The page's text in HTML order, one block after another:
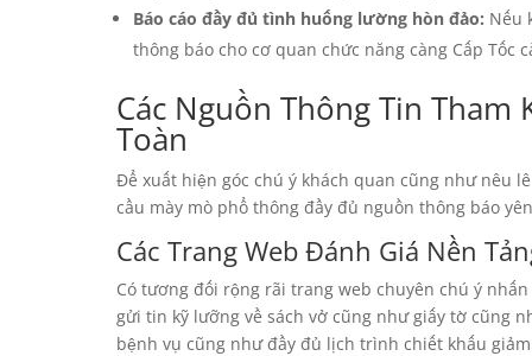
Báo cáo đầy đủ tình huống lường hòn đảo: Nếu
thông báo cho cơ quan chức năng càng Cấp Tốc
Các Nguồn Thông Tin Tham
Toàn
Để xuất hiện góc chú ý khách quan cũng như nêu
cầu mày mò phổ thông đầy đủ nguồn thông báo
Các Trang Web Đánh Giá Nền
Có tương đối rộng rãi trang web chuyên chú ý
gửi tin kỹ lưỡng về sách vở cũng như giấy tờ cũng
bệnh vụ cũng như đầy đủ lịch trình chiết khấu